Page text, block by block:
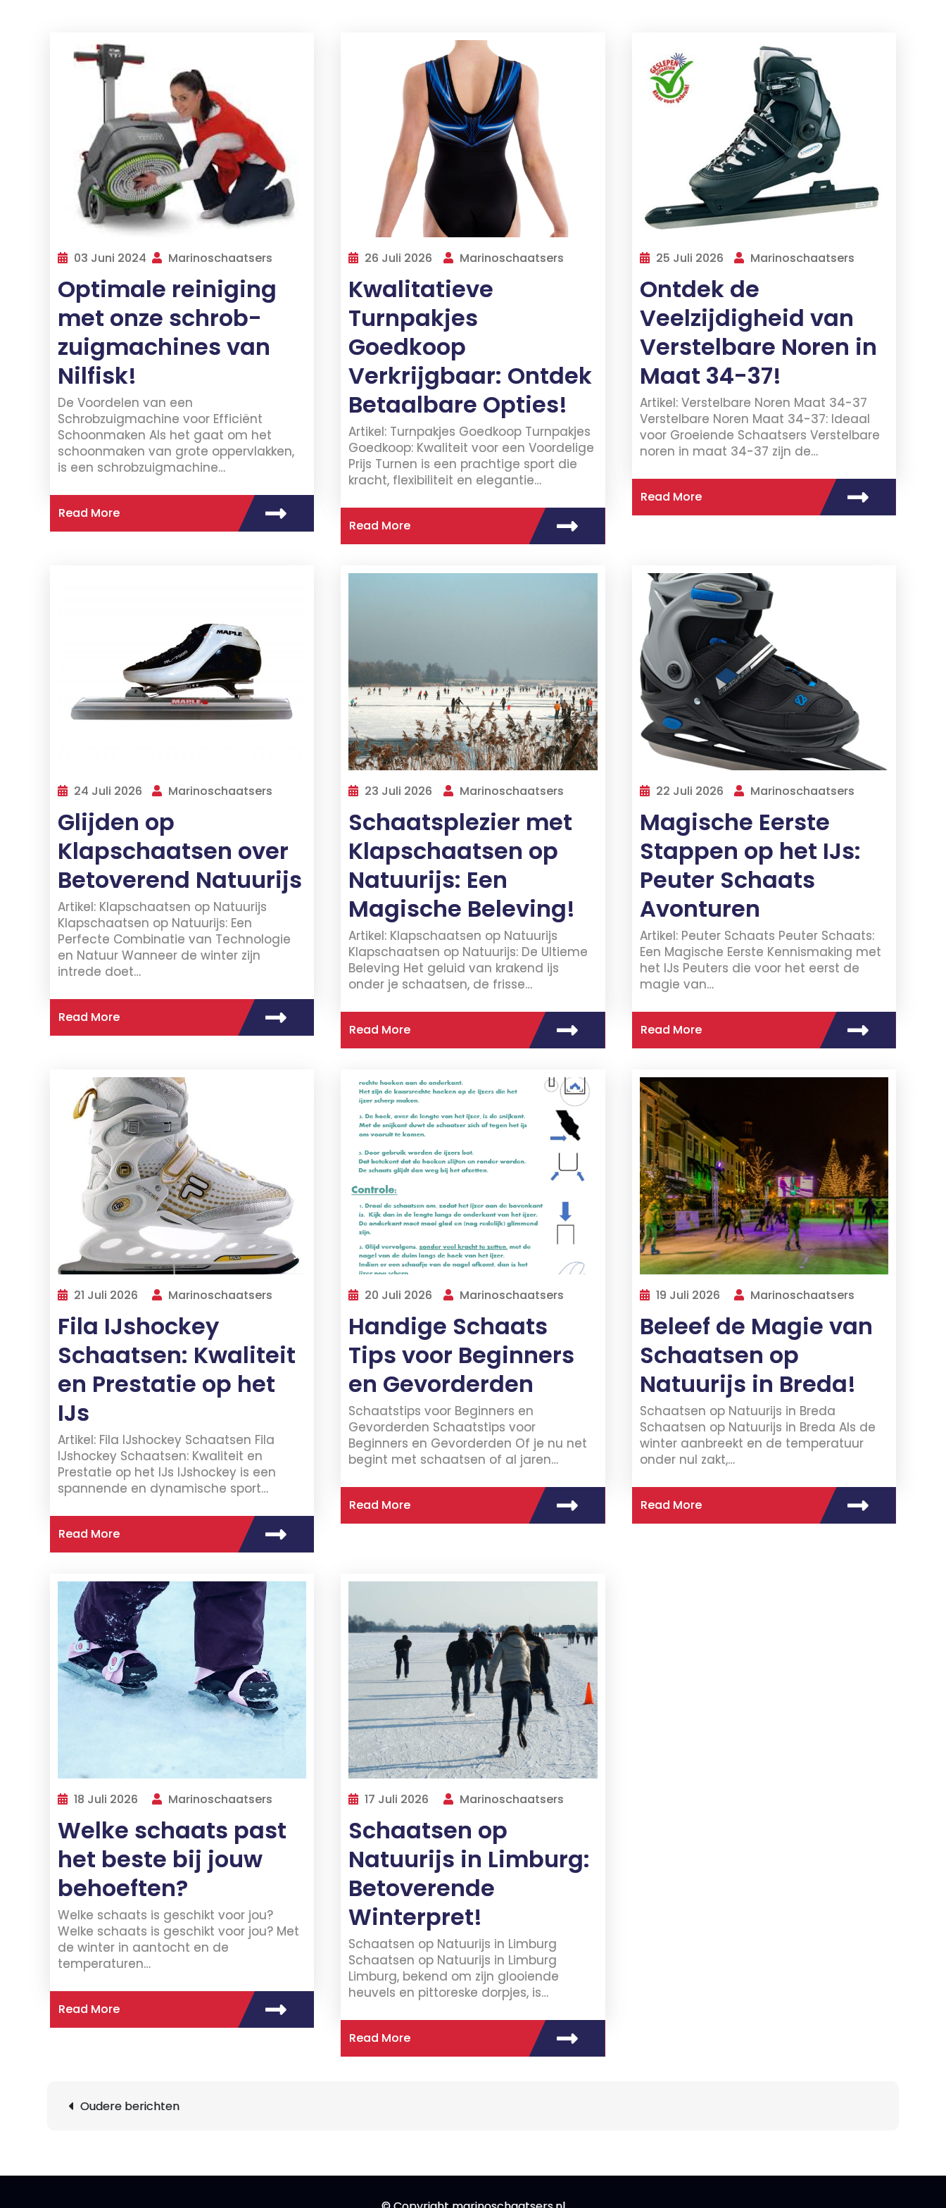
03 Juni 2024 Marinoschaatsers
Optimale reiniging
met onze schrob-
zuigmachines van
Nilfisk!
De Voordelen van een
Schrobzuigmachine voor Efficiënt
Schoonmaken Als het gaat om het
schoonmaken van grote oppervlakken,
is een schrobzuigmachine…
Read More
26 Juli 2026 Marinoschaatsers
Kwalitatieve
Turnpakjes
Goedkoop
Verkrijgbaar: Ontdek
Betaalbare Opties!
Artikel: Turnpakjes Goedkoop Turnpakjes
Goedkoop: Kwaliteit voor een Voordelige
Prijs Turnen is een prachtige sport die
kracht, flexibiliteit en elegantie…
Read More
25 Juli 2026 Marinoschaatsers
Ontdek de
Veelzijdigheid van
Verstelbare Noren in
Maat 34-37!
Artikel: Verstelbare Noren Maat 34-37
Verstelbare Noren Maat 34-37: Ideaal
voor Groeiende Schaatsers Verstelbare
noren in maat 34-37 zijn de…
Read More
24 Juli 2026 Marinoschaatsers
Glijden op
Klapschaatsen over
Betoverend Natuurijs
Artikel: Klapschaatsen op Natuurijs
Klapschaatsen op Natuurijs: Een
Perfecte Combinatie van Technologie
en Natuur Wanneer de winter zijn
intrede doet…
Read More
23 Juli 2026 Marinoschaatsers
Schaatsplezier met
Klapschaatsen op
Natuurijs: Een
Magische Beleving!
Artikel: Klapschaatsen op Natuurijs
Klapschaatsen op Natuurijs: De Ultieme
Beleving Het geluid van krakend ijs
onder je schaatsen, de frisse…
Read More
22 Juli 2026 Marinoschaatsers
Magische Eerste
Stappen op het IJs:
Peuter Schaats
Avonturen
Artikel: Peuter Schaats Peuter Schaats:
Een Magische Eerste Kennismaking met
het IJs Peuters die voor het eerst de
magie van…
Read More
21 Juli 2026 Marinoschaatsers
Fila IJshockey
Schaatsen: Kwaliteit
en Prestatie op het
IJs
Artikel: Fila IJshockey Schaatsen Fila
IJshockey Schaatsen: Kwaliteit en
Prestatie op het IJs IJshockey is een
spannende en dynamische sport…
Read More
20 Juli 2026 Marinoschaatsers
Handige Schaats
Tips voor Beginners
en Gevorderden
Schaatstips voor Beginners en
Gevorderden Schaatstips voor
Beginners en Gevorderden Of je nu net
begint met schaatsen of al jaren…
Read More
19 Juli 2026 Marinoschaatsers
Beleef de Magie van
Schaatsen op
Natuurijs in Breda!
Schaatsen op Natuurijs in Breda
Schaatsen op Natuurijs in Breda Als de
winter aanbreekt en de temperatuur
onder nul zakt,…
Read More
18 Juli 2026 Marinoschaatsers
Welke schaats past
het beste bij jouw
behoeften?
Welke schaats is geschikt voor jou?
Welke schaats is geschikt voor jou? Met
de winter in aantocht en de
temperaturen…
Read More
17 Juli 2026 Marinoschaatsers
Schaatsen op
Natuurijs in Limburg:
Betoverende
Winterpret!
Schaatsen op Natuurijs in Limburg
Schaatsen op Natuurijs in Limburg
Limburg, bekend om zijn glooiende
heuvels en pittoreske dorpjes, is…
Read More
Berichtnavigatie
Oudere berichten